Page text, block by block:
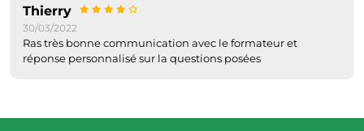
Thierry
30/03/2022
Ras très bonne communication avec le formateur et
réponse personnalisé sur la questions posées